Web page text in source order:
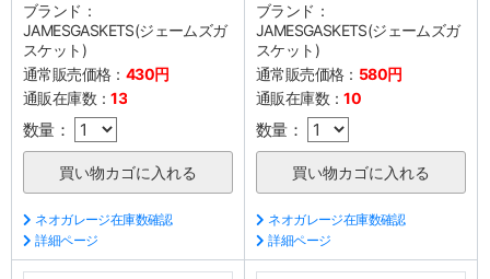
ブランド：
JAMESGASKETS(ジェームズガ
スケット)
通常販売価格： 430円
通販在庫数：13
数量：
ネオガレージ在庫数確認
詳細ページ
ブランド：
JAMESGASKETS(ジェームズガ
スケット)
通常販売価格： 580円
通販在庫数：10
数量：
ネオガレージ在庫数確認
詳細ページ